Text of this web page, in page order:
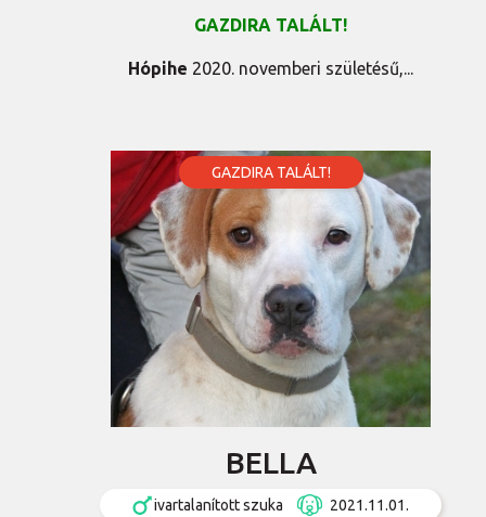
GAZDIRA TALÁLT!
Hópihe 2020. novemberi születésű,...
GAZDIRA TALÁLT!
BELLA
ivartalanított szuka 2021.11.01.